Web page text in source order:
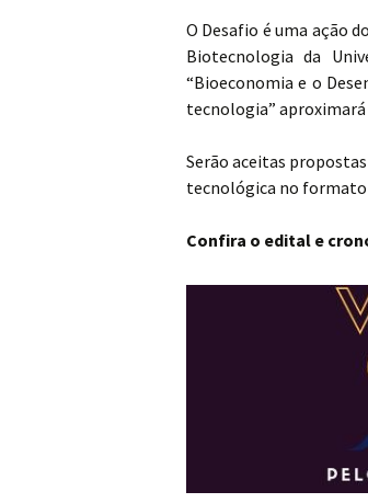
O Desafio é uma ação
Biotecnologia da
“Bioeconomia e o
tecnologia” aproximará
Serão aceitas
tecnológica no
Confira o edital e